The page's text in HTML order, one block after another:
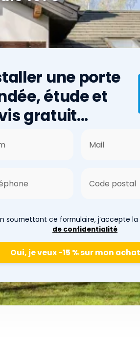
une porte
étude et
gratuit...
soumettant ce formulaire, j’accepte la
de confidentialité